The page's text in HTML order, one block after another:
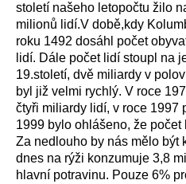
století našeho letopočtu žilo
milionů lidí.V době,kdy
roku 1492 dosáhl počet
lidí. Dále počet lidí stoupl na
19.století, dvě miliardy v
byl již velmi rychlý. V roce
čtyři miliardy lidí, v roce 1997
1999 bylo ohlášeno, že
Za nedlouho by nás mělo být
dnes na rýži konzumuje 3,8
hlavní potravinu. Pouze 6%